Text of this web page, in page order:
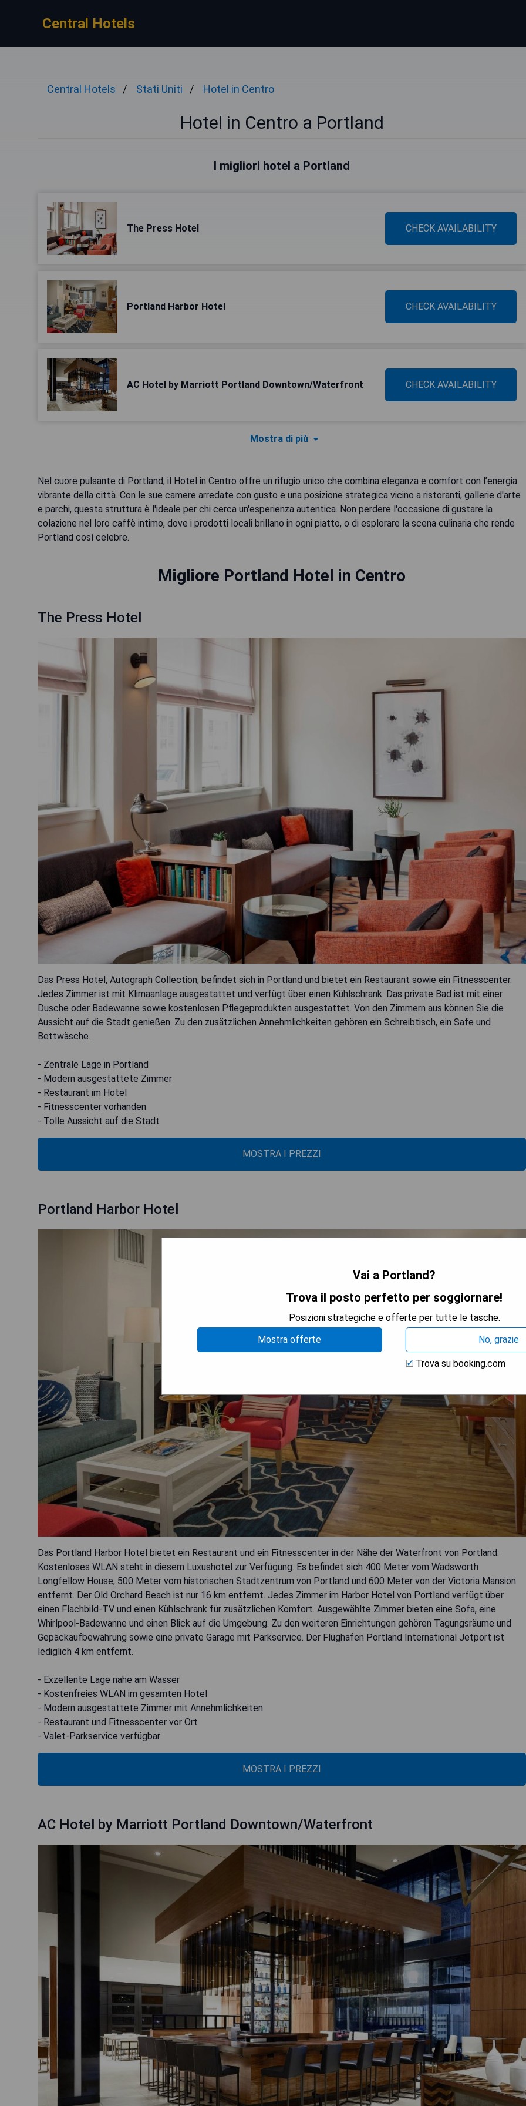
Central Hotels
Central Hotels Stati Uniti Hotel in Centro
Hotel in Centro a Portland
I migliori hotel a Portland
The Press Hotel CHECK AVAILABILITY
Portland Harbor Hotel CHECK AVAILABILITY
AC Hotel by Marriott Portland Downtown/Waterfront CHECK AVAILABILITY
Mostra di più
Nel cuore pulsante di Portland, il Hotel in Centro offre un rifugio unico che combina eleganza e comfort con l’energia
vibrante della città. Con le sue camere arredate con gusto e una posizione strategica vicino a ristoranti, gallerie d'arte
e parchi, questa struttura è l'ideale per chi cerca un'esperienza autentica. Non perdere l'occasione di gustare la
colazione nel loro caffè intimo, dove i prodotti locali brillano in ogni piatto, o di esplorare la scena culinaria che rende
Portland così celebre.
Migliore Portland Hotel in Centro
The Press Hotel
Das Press Hotel, Autograph Collection, befindet sich in Portland und bietet ein Restaurant sowie ein Fitnesscenter.
Jedes Zimmer ist mit Klimaanlage ausgestattet und verfügt über einen Kühlschrank. Das private Bad ist mit einer
Dusche oder Badewanne sowie kostenlosen Pflegeprodukten ausgestattet. Von den Zimmern aus können Sie die
Aussicht auf die Stadt genießen. Zu den zusätzlichen Annehmlichkeiten gehören ein Schreibtisch, ein Safe und
Bettwäsche.
- Zentrale Lage in Portland
- Modern ausgestattete Zimmer
- Restaurant im Hotel
- Fitnesscenter vorhanden
- Tolle Aussicht auf die Stadt
MOSTRA I PREZZI
Portland Harbor Hotel
Das Portland Harbor Hotel bietet ein Restaurant und ein Fitnesscenter in der Nähe der Waterfront von Portland.
Kostenloses WLAN steht in diesem Luxushotel zur Verfügung. Es befindet sich 400 Meter vom Wadsworth
Longfellow House, 500 Meter vom historischen Stadtzentrum von Portland und 600 Meter von der Victoria Mansion
entfernt. Der Old Orchard Beach ist nur 16 km entfernt. Jedes Zimmer im Harbor Hotel von Portland verfügt über
einen Flachbild-TV und einen Kühlschrank für zusätzlichen Komfort. Ausgewählte Zimmer bieten eine Sofa, eine
Whirlpool-Badewanne und einen Blick auf die Umgebung. Zu den weiteren Einrichtungen gehören Tagungsräume und
Gepäckaufbewahrung sowie eine private Garage mit Parkservice. Der Flughafen Portland International Jetport ist
lediglich 4 km entfernt.
- Exzellente Lage nahe am Wasser
- Kostenfreies WLAN im gesamten Hotel
- Modern ausgestattete Zimmer mit Annehmlichkeiten
- Restaurant und Fitnesscenter vor Ort
- Valet-Parkservice verfügbar
MOSTRA I PREZZI
AC Hotel by Marriott Portland Downtown/Waterfront
Vai a Portland?
Trova il posto perfetto per soggiornare!
Posizioni strategiche e offerte per tutte le tasche.
Mostra offerte
No, grazie
Trova su booking.com